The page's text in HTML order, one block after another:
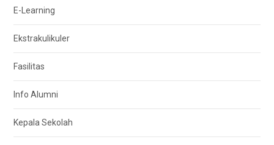
E-Learning
Ekstrakulikuler
Fasilitas
Info Alumni
Kepala Sekolah